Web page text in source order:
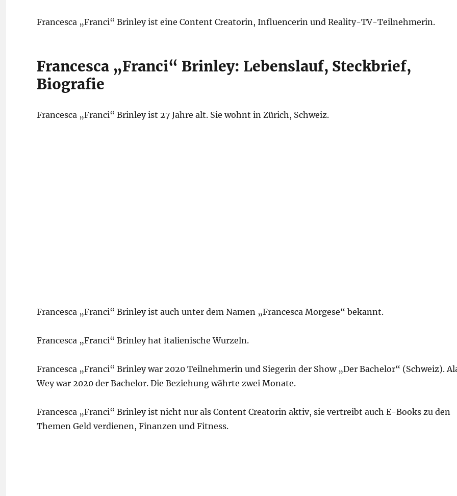
Francesca „Franci“ Brinley ist eine Content Creatorin, Influencerin und Reality-TV-Teilnehmerin.
Francesca „Franci“ Brinley: Lebenslauf, Steckbrief,
Biografie
Francesca „Franci“ Brinley ist 27 Jahre alt. Sie wohnt in Zürich, Schweiz.
Francesca „Franci“ Brinley ist auch unter dem Namen „Francesca Morgese“ bekannt.
Francesca „Franci“ Brinley hat italienische Wurzeln.
Francesca „Franci“ Brinley war 2020 Teilnehmerin und Siegerin der Show „Der Bachelor“ (Schweiz).
Wey war 2020 der Bachelor. Die Beziehung währte zwei Monate.
Francesca „Franci“ Brinley ist nicht nur als Content Creatorin aktiv, sie vertreibt auch E-Books zu den
Themen Geld verdienen, Finanzen und Fitness.